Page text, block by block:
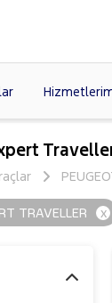
>
>
>
TRAVELLER x